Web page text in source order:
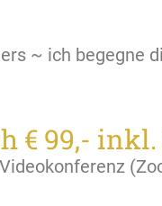
~ ich begegne
€ 99,- inkl.